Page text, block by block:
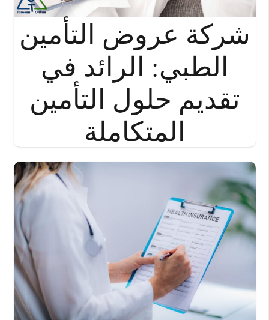
شركة عروض التأمين
الطبي: الرائد في
تقديم حلول التأمين
المتكاملة